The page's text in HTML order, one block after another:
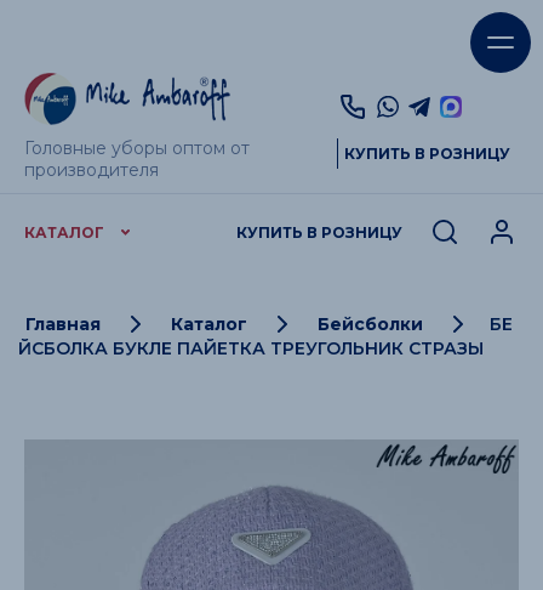
Головные уборы оптом от
производителя
КУПИТЬ В РОЗНИЦУ
КАТАЛОГ КУПИТЬ В РОЗНИЦУ
Главная Каталог Бейсболки
БЕ
ЙСБОЛКА БУКЛЕ ПАЙЕТКА ТРЕУГОЛЬНИК СТРАЗЫ